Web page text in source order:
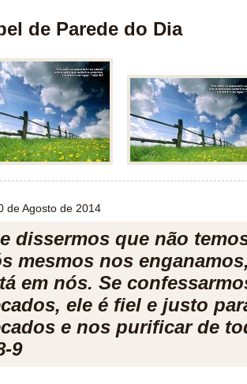
de Parede do Dia
de Agosto de 2014
dissermos que não
mesmos nos
em nós. Se
ele é fiel e justo
e nos purificar de
9